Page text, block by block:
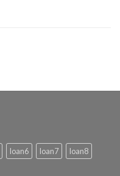
loan6 loan7
loan8